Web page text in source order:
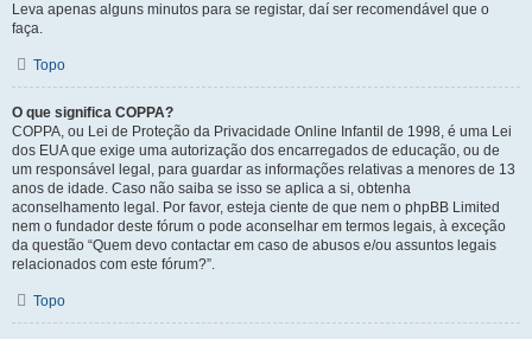
Leva apenas alguns minutos para se registar, daí ser recomendável que o
faça.
Topo
O que significa COPPA?
COPPA, ou Lei de Proteção da Privacidade Online Infantil de 1998, é uma Lei
dos EUA que exige uma autorização dos encarregados de educação, ou de
um responsável legal, para guardar as informações relativas a menores de 13
anos de idade. Caso não saiba se isso se aplica a si, obtenha
aconselhamento legal. Por favor, esteja ciente de que nem o phpBB Limited
nem o fundador deste fórum o pode aconselhar em termos legais, à exceção
da questão “Quem devo contactar em caso de abusos e/ou assuntos legais
relacionados com este fórum?”.
Topo